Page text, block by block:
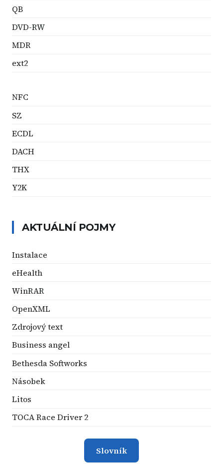
QB
DVD-RW
MDR
ext2
NFC
SZ
ECDL
DACH
THX
Y2K
AKTUÁLNÍ POJMY
Instalace
eHealth
WinRAR
OpenXML
Zdrojový text
Business angel
Bethesda Softworks
Násobek
Litos
TOCA Race Driver 2
Slovník